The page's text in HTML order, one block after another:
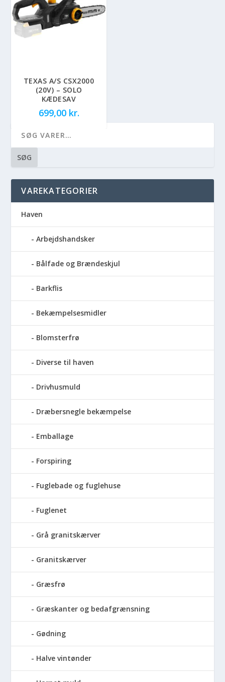
TEXAS A/S CSX2000
(20V) – SOLO
KÆDESAV
699,00 kr.
SØG
VAREKATEGORIER
Haven
Arbejdshandsker
Bålfade og Brændeskjul
Barkflis
Bekæmpelsesmidler
Blomsterfrø
Diverse til haven
Drivhusmuld
Dræbersnegle bekæmpelse
Emballage
Forspiring
Fuglebade og fuglehuse
Fuglenet
Grå granitskærver
Granitskærver
Græsfrø
Græskanter og bedafgrænsning
Gødning
Halve vintønder